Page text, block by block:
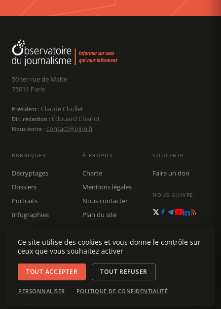
50 ter rue de Malte
75011 Paris
Président : Claude Chollet
Dir. rédaction : Édouard Chanot
Nous écrire : contact@ojim.fr
RUBRIQUES
Décryptages
Dossiers
Portraits
Infographies
Rechercher
À PROPOS
Charte
Mentions légales
Nous contacter
Plan du site
SOUTENIR
Faire un don
NOUS SUIVRE
© 2026 Observatoire du journalisme (OJIM) · Tous droits réservés ·
Gestion des cookies
Ce site utilise des cookies et vous donne le contrôle sur
ceux que vous souhaitez activer
TOUT ACCEPTER TOUT REFUSER
PERSONNALISER POLITIQUE DE CONFIDENTIALITÉ